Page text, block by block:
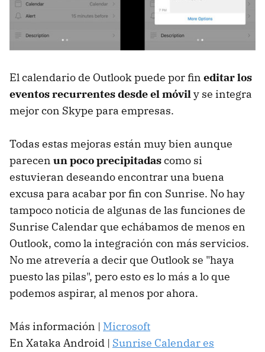
El calendario de Outlook puede por fin editar los
eventos recurrentes desde el móvily se integra
mejor con Skype para empresas.
Todas estas mejoras están muy bien aunque
parecen un poco precipitadascomo si
estuvieran deseando encontrar una buena
excusa para acabar por fin con Sunrise. No hay
tampoco noticia de algunas de las funciones de
Sunrise Calendar que echábamos de menos en
Outlook, como la integración con más servicios.
No me atrevería a decir que Outlook se "haya
puesto las pilas", pero esto es lo más a lo que
podemos aspirar, al menos por ahora.
Más información | Microsoft
En Xataka Android | Sunrise Calendar es